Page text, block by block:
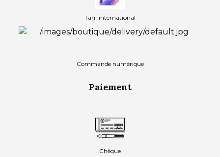
Tarif international
Commande numérique
Paiement
Chèque